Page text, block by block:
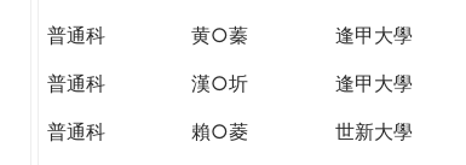
普通科
黄○蓁 逢甲大學
普通科
漢○圻 逢甲大學
普通科
賴○菱 世新大學